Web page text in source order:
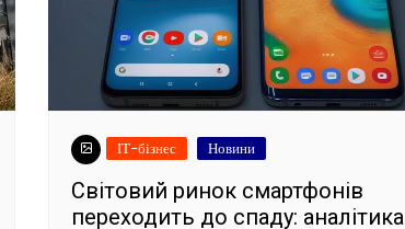
ІТ-бізнес Новини
Світовий ринок смартфонів
переходить до спаду: аналітика